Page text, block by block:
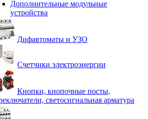
Дополнительные модульные
устройства
Дифавтоматы и УЗО
Счетчики электроэнергии
Кнопки, кнопочные посты,
светосигнальная арматура